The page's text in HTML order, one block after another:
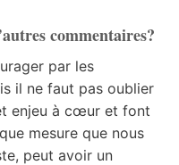
commentaires?
par les
il ne faut pas oublier
enjeu à cœur et font
mesure que nous
peut avoir un